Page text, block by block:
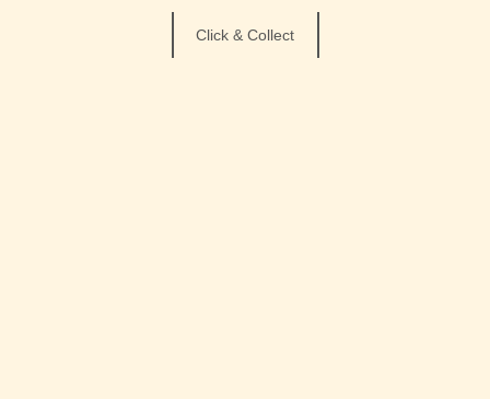
Click & Collect